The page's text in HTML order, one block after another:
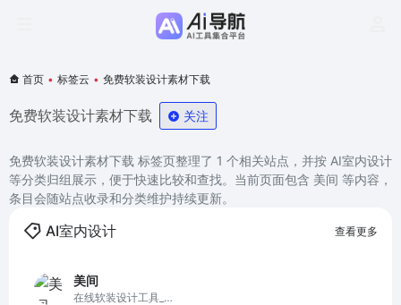
首页 • 标签云 • 免费软装设计素材下载
免费软装设计素材下载 关注
免费软装设计素材下载 标签页整理了 1 个相关站点，并按 AI室内设计
等分类归组展示，便于快速比较和查找。当前页面包含 美间 等内容，
条目会随站点收录和分类维护持续更新。
AI室内设计 查看更多
美间
在线软装设计工具_海